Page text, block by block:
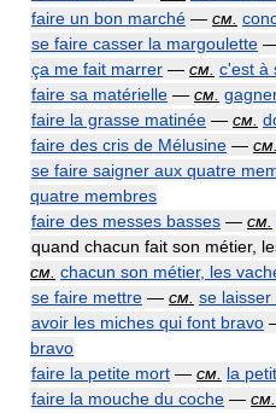
faire un bon marché — см.
se faire casser la margoulette
ça me fait marrer — см. c'est à
faire sa matérielle — см.
faire la grasse matinée — см.
faire des cris de Mélusine — см.
se faire saigner aux quatre
quatre membres
faire des messes basses — см.
quand chacun fait son métier,
см. chacun son métier, les
se faire mettre — см. se laisser
avoir les miches qui font bravo
bravo
faire la petite mort — см. la
faire la mouche du coche — см.